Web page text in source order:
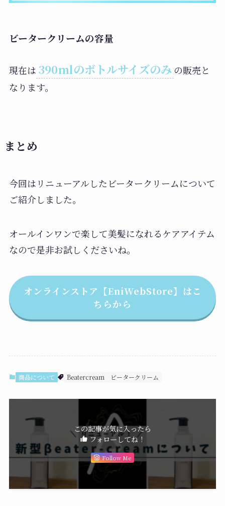
ビータークリームの容量
現在は 390mlのボトルサイズのみ の販売と
なります。
まとめ
今回はリニューアルしたビータークリームについて
ご紹介しました。
オールインワンで楽して美髪になれるケアアイテム
なので是非お試しくださいね。
オンラインストア【EniWebStore】はこ
ちらから
商品について Beatercream ビータークリーム
この記事が気に入ったら
フォローしてね！
Follow Me